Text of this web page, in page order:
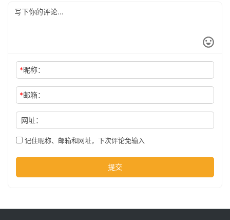
公
时
尚
技
*昵称：
*邮箱：
网址：
记住昵称、邮箱和网址，下次评论免输入
提交